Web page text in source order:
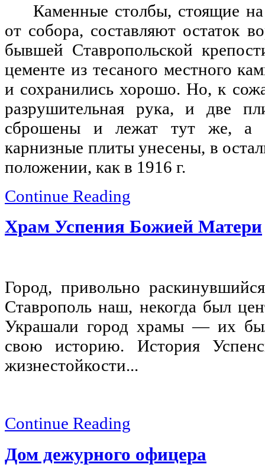
Каменные столбы, стоящие
от собора, составляют остаток
бывшей Ставропольской
цементе из тесаного местного
и сохранились хорошо. Но, к
разрушительная рука, и две
сброшены и ле­жат тут же, а
карнизные плиты унесены, в
положе­нии, как в 1916 г.
Continue Reading
Храм Успения Божией Матери
Город, привольно
Ставрополь наш, некогда был
Украшали город храмы — их
свою историю. История
жизнестойкости...
Continue Reading
Дом дежурного офицера